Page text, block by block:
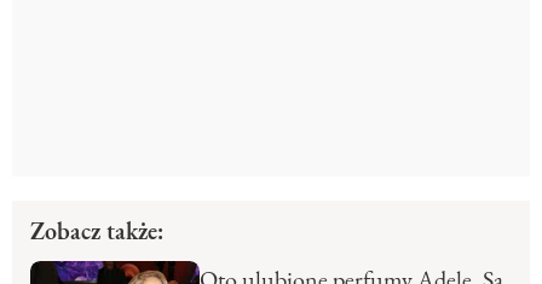
Zobacz także: